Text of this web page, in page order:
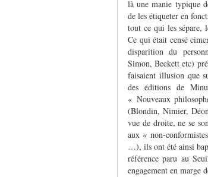
là une manie typique
de les étiqueter en
tout ce qui les sépare,
Ce qui était censé
disparition du
Simon, Beckett etc)
faisaient illusion que
des éditions de
« Nouveaux
(Blondin, Nimier,
vue de droite, ne se
aux « non-
…), ils ont été ainsi
référence paru au
engagement en marge